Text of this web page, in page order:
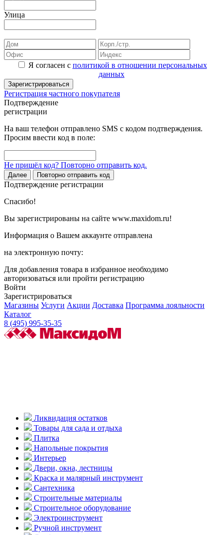
Улица
Я согласен с политикой в отношении персональных
данных
Зарегистрироваться
Регистрация частного покупателя
Подтверждение
регистрации
На ваш телефон отправлено SMS с кодом подтверждения.
Просим ввести код в поле:
Не пришёл код? Повторно отправить код.
Далее Повторно отправить код
Подтверждение регистрации
Спасибо!
Вы зарегистрированы на сайте www.maxidom.ru!
Информация о Вашем аккаунте отправлена
на электронную почту:
Для добавления товара в избранное необходимо
авторизоваться или пройти регистрацию
Войти
Зарегистрироваться
Магазины Услуги Акции Доставка Программа лояльности
Каталог
8 (495) 995-35-35
Ликвидация остатков
Товары для сада и отдыха
Плитка
Напольные покрытия
Интерьер
Двери, окна, лестницы
Краска и малярный инструмент
Сантехника
Строительные материалы
Строительное оборудование
Электроинструмент
Ручной инструмент